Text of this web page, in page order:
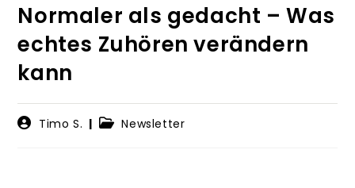
Normaler als gedacht – Was
echtes Zuhören verändern
kann
Timo S. Newsletter